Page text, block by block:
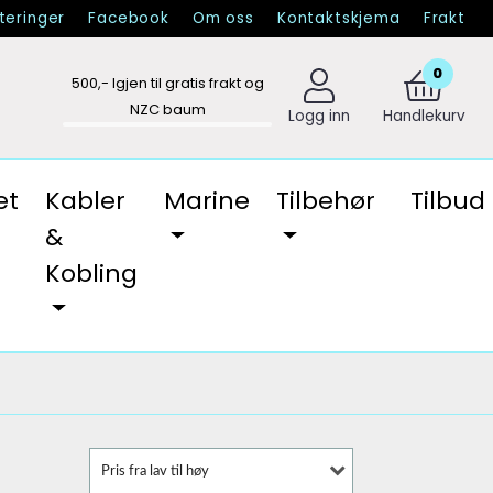
Facebook Om oss Kontaktskjema Frakt
500,- Igjen til gratis frakt og
NZC baum
Logg inn
0
Handlekurv
Kabler
&
Kobling
Marine Tilbehør Tilbud
Pris fra lav til høy